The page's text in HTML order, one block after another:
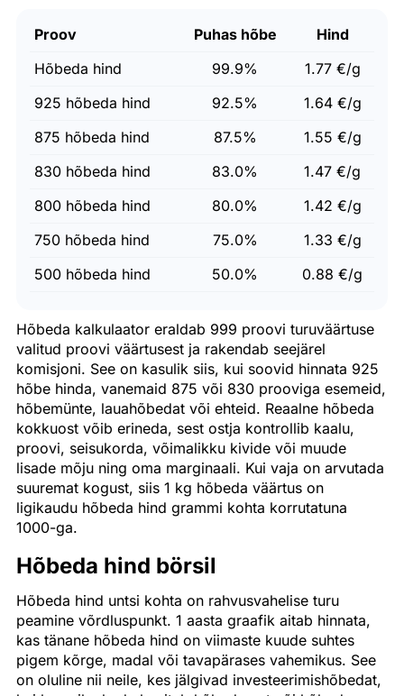
Proov Puhas hõbe
Hind
Hõbeda hind
99.9%
1.77 €/g
925 hõbeda hind
92.5%
1.64 €/g
875 hõbeda hind
87.5%
1.55 €/g
830 hõbeda hind
83.0%
1.47 €/g
800 hõbeda hind
80.0%
1.42 €/g
750 hõbeda hind
75.0%
1.33 €/g
500 hõbeda hind
50.0% 0.88 €/g
Hõbeda kalkulaator eraldab 999 proovi turuväärtuse
valitud proovi väärtusest ja rakendab seejärel
komisjoni. See on kasulik siis, kui soovid hinnata 925
hõbe hinda, vanemaid 875 või 830 prooviga esemeid,
hõbemünte, lauahõbedat või ehteid. Reaalne hõbeda
kokkuost võib erineda, sest ostja kontrollib kaalu,
proovi, seisukorda, võimalikku kivide või muude
lisade mõju ning oma marginaali. Kui vaja on arvutada
suuremat kogust, siis 1 kg hõbeda väärtus on
ligikaudu hõbeda hind grammi kohta korrutatuna
1000-ga.
Hõbeda hind börsil
Hõbeda hind untsi kohta on rahvusvahelise turu
peamine võrdluspunkt. 1 aasta graafik aitab hinnata,
kas tänane hõbeda hind on viimaste kuude suhtes
pigem kõrge, madal või tavapärases vahemikus. See
on oluline nii neile, kes jälgivad investeerimishõbedat,